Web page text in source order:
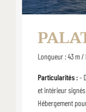
Longueur : 43 m /
Particularités : -
et intérieur
Hébergement